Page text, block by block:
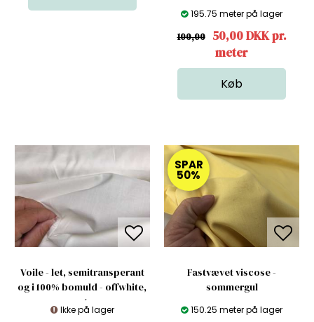
195.75 meter på lager
100,00
50,00 DKK pr.
meter
Voile - let, semitransperant
og i 100% bomuld - offwhite,
gots
Ikke på lager
SPAR
50%
Fastvævet viscose -
sommergul
150.25 meter på lager